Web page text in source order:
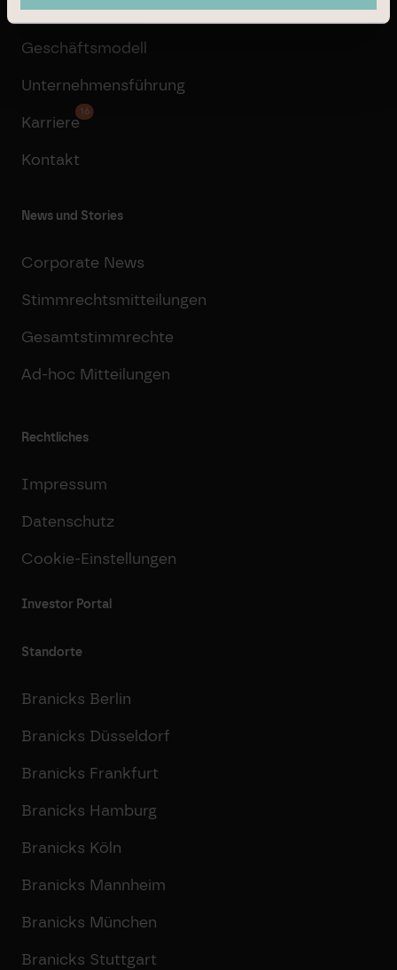
Über Branicks
Geschäftsmodell
Unternehmensführung
Karriere
16
Kontakt
News und Stories
Corporate News
Stimmrechtsmitteilungen
Gesamtstimmrechte
Ad-hoc Mitteilungen
Rechtliches
Impressum
Datenschutz
Cookie-Einstellungen
Investor Portal
Standorte
Branicks Berlin
Branicks Düsseldorf
Branicks Frankfurt
Branicks Hamburg
Branicks Köln
Branicks Mannheim
Branicks München
Branicks Stuttgart